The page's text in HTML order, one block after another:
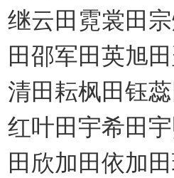
继云田霓裳田
田邵军田英旭
清田耘枫田钰
红叶田宇希田
田欣加田依加